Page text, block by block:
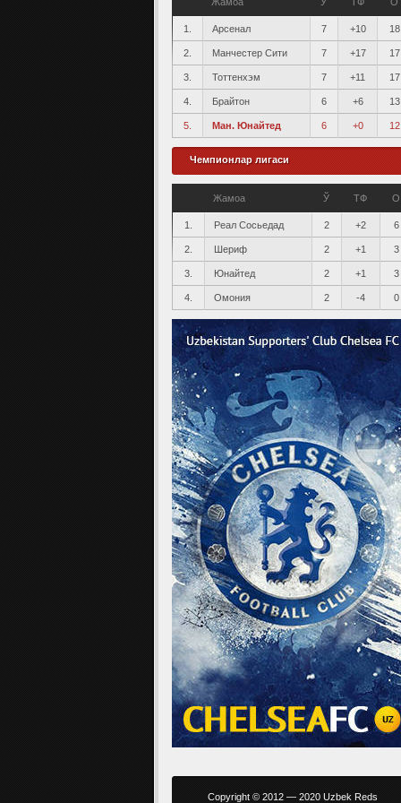
1. Арсенал 7 +10 18
2. Манчестер Сити 7 +17 17
3. Тоттенхэм 7 +11 17
4. Брайтон 6 +6 13
5. Ман. Юнайтед 6 +0 12
Чемпионлар лигаси
Жамоа Ў ТФ О
1. Реал Сосьедад 2 +2 6
2. Шериф 2 +1 3
3. Юнайтед 2 +1 3
4. Омония 2 -4 0
Copyright © 2012 — 2020 Uzbek Reds